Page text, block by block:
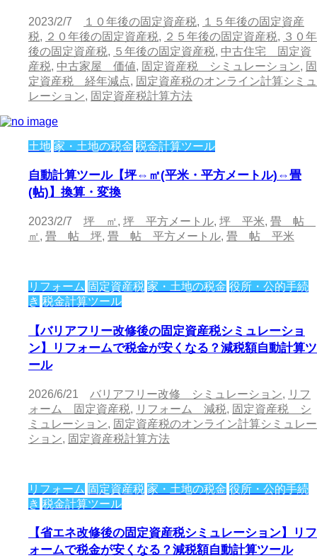
2023/2/7 １０年後の固定資産税, １５年後の固定資産
税, ２０年後の固定資産税, ２５年後の固定資産税, ３０年
後の固定資産税, ５年後の固定資産税, 中古住宅 固定資
産税, 中古家屋 価値, 固定資産税 シミュレーション, 固
定資産税 経年減点, 固定資産税のオンライン計算シミュ
レーション, 固定資産税計算方法
土地 家・土地の税金 税金計算ツール
自動計算ツール【坪⇔㎡(平米・平方メートル)⇔畳
(帖)】換算・変換
2023/2/7 坪 ㎡, 坪 平方メートル, 坪 平米, 畳 帖
㎡, 畳 帖 坪, 畳 帖 平方メートル, 畳 帖 平米
リフォーム 固定資産税 家・土地の税金 役所・公的手続
き 税金計算ツール
【バリアフリー改修後の固定資産税シミュレーショ
ン】リフォームで税金が安くなる？減税額自動計算ツ
ール
2026/6/21 バリアフリー改修 シミュレーション, リフ
ォーム 固定資産税, リフォーム 減税, 固定資産税 シ
ミュレーション, 固定資産税のオンライン計算シミュレー
ション, 固定資産税計算方法
リフォーム 固定資産税 家・土地の税金 役所・公的手続
き 税金計算ツール
【省エネ改修後の固定資産税シミュレーション】リフ
ォームで税金が安くなる？減税額自動計算ツール